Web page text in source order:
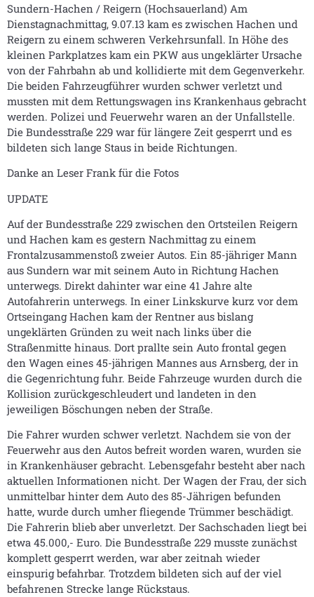
Sundern-Hachen / Reigern (Hochsauerland) Am
Dienstagnachmittag, 9.07.13 kam es zwischen Hachen und
Reigern zu einem schweren Verkehrsunfall. In Höhe des
kleinen Parkplatzes kam ein PKW aus ungeklärter Ursache
von der Fahrbahn ab und kollidierte mit dem Gegenverkehr.
Die beiden Fahrzeugführer wurden schwer verletzt und
mussten mit dem Rettungswagen ins Krankenhaus gebracht
werden. Polizei und Feuerwehr waren an der Unfallstelle.
Die Bundesstraße 229 war für längere Zeit gesperrt und es
bildeten sich lange Staus in beide Richtungen.
Danke an Leser Frank für die Fotos
UPDATE
Auf der Bundesstraße 229 zwischen den Ortsteilen Reigern
und Hachen kam es gestern Nachmittag zu einem
Frontalzusammenstoß zweier Autos. Ein 85-jähriger Mann
aus Sundern war mit seinem Auto in Richtung Hachen
unterwegs. Direkt dahinter war eine 41 Jahre alte
Autofahrerin unterwegs. In einer Linkskurve kurz vor dem
Ortseingang Hachen kam der Rentner aus bislang
ungeklärten Gründen zu weit nach links über die
Straßenmitte hinaus. Dort prallte sein Auto frontal gegen
den Wagen eines 45-jährigen Mannes aus Arnsberg, der in
die Gegenrichtung fuhr. Beide Fahrzeuge wurden durch die
Kollision zurückgeschleudert und landeten in den
jeweiligen Böschungen neben der Straße.
Die Fahrer wurden schwer verletzt. Nachdem sie von der
Feuerwehr aus den Autos befreit worden waren, wurden sie
in Krankenhäuser gebracht. Lebensgefahr besteht aber nach
aktuellen Informationen nicht. Der Wagen der Frau, der sich
unmittelbar hinter dem Auto des 85-Jährigen befunden
hatte, wurde durch umher fliegende Trümmer beschädigt.
Die Fahrerin blieb aber unverletzt. Der Sachschaden liegt bei
etwa 45.000,- Euro. Die Bundesstraße 229 musste zunächst
komplett gesperrt werden, war aber zeitnah wieder
einspurig befahrbar. Trotzdem bildeten sich auf der viel
befahrenen Strecke lange Rückstaus.